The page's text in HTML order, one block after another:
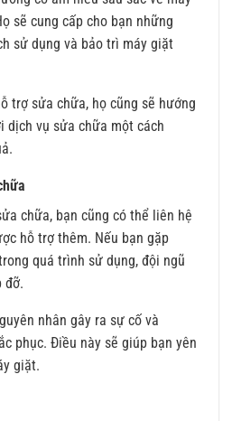
sẽ cung cấp cho bạn những
sử dụng và bảo trì máy giặt
trợ sửa chữa, họ cũng sẽ hướng
dịch vụ sửa chữa một cách
chữa, bạn cũng có thể liên hệ
hỗ trợ thêm. Nếu bạn gặp
quá trình sử dụng, đội ngũ
đỡ.
nhân gây ra sự cố và
phục. Điều này sẽ giúp bạn yên
giặt.